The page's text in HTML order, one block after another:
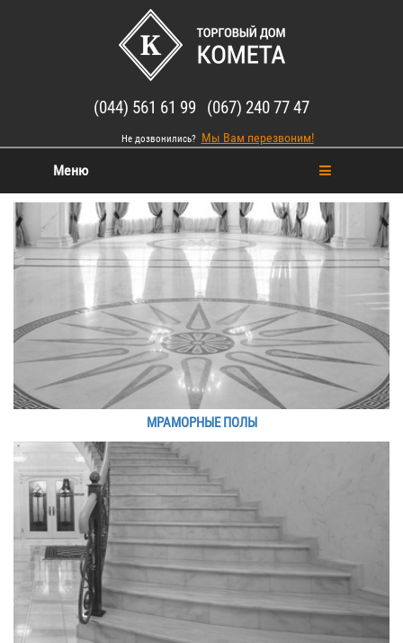
(044) 561 61 99 (067) 240 77 47
Не дозвонились? Мы Вам перезвоним!
Меню
МРАМОРНЫЕ ПОЛЫ